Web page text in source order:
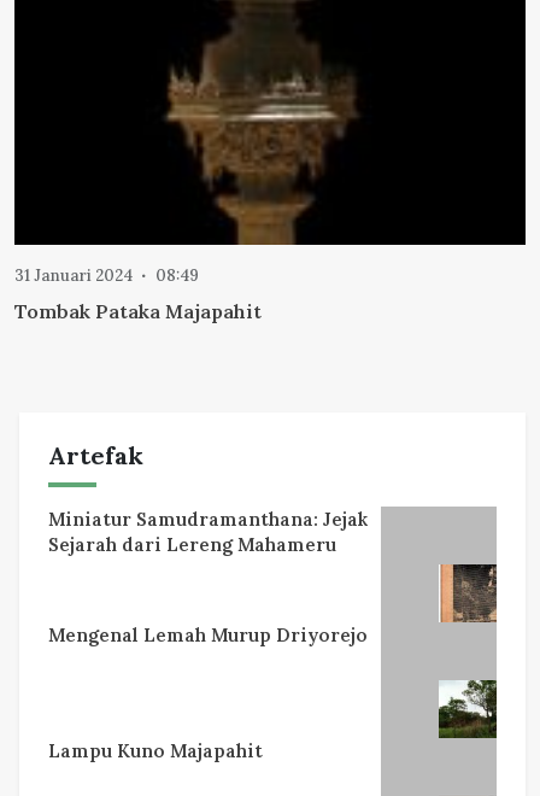
31 Januari 2024 08:49
Tombak Pataka Majapahit
Artefak
Miniatur Samudramanthana: Jejak
Sejarah dari Lereng Mahameru
Mengenal Lemah Murup Driyorejo
Lampu Kuno Majapahit